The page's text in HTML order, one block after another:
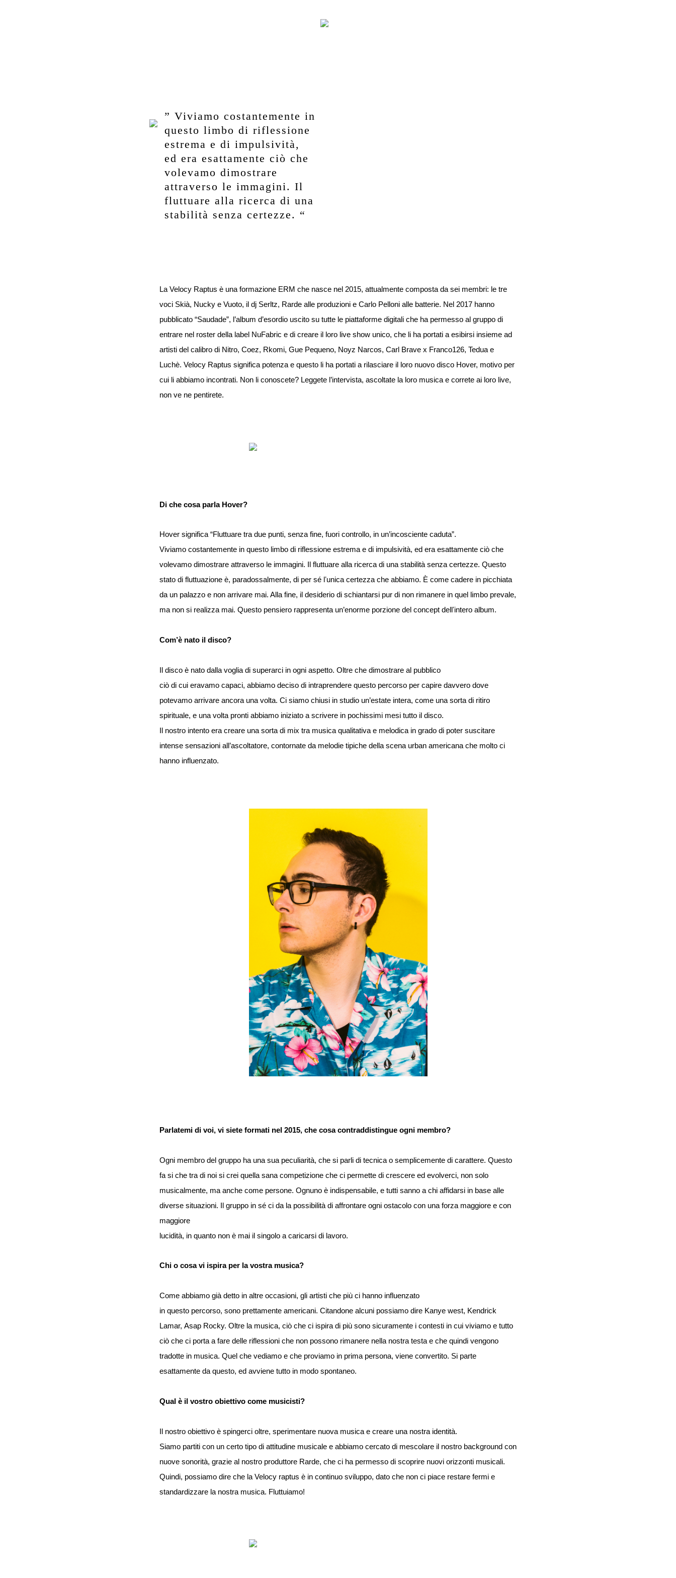
” Viviamo costantemente in
questo limbo di riflessione
estrema e di impulsività,
ed era esattamente ciò che
volevamo dimostrare
attraverso le immagini. Il
fluttuare alla ricerca di una
stabilità senza certezze. “
La Velocy Raptus è una formazione ERM che nasce nel 2015, attualmente composta da sei membri: le tre
voci Skià, Nucky e Vuoto, il dj Serltz, Rarde alle produzioni e Carlo Pelloni alle batterie. Nel 2017 hanno
pubblicato “Saudade”, l’album d’esordio uscito su tutte le piattaforme digitali che ha permesso al gruppo di
entrare nel roster della label NuFabric e di creare il loro live show unico, che li ha portati a esibirsi insieme ad
artisti del calibro di Nitro, Coez, Rkomi, Gue Pequeno, Noyz Narcos, Carl Brave x Franco126, Tedua e
Luchè. Velocy Raptus significa potenza e questo li ha portati a rilasciare il loro nuovo disco Hover, motivo per
cui li abbiamo incontrati. Non li conoscete? Leggete l’intervista, ascoltate la loro musica e correte ai loro live,
non ve ne pentirete.
Di che cosa parla Hover?
Hover significa “Fluttuare tra due punti, senza fine, fuori controllo, in un’incosciente caduta”.
Viviamo costantemente in questo limbo di riflessione estrema e di impulsività, ed era esattamente ciò che
volevamo dimostrare attraverso le immagini. Il fluttuare alla ricerca di una stabilità senza certezze. Questo
stato di fluttuazione è, paradossalmente, di per sé lʼunica certezza che abbiamo. È come cadere in picchiata
da un palazzo e non arrivare mai. Alla fine, il desiderio di schiantarsi pur di non rimanere in quel limbo prevale,
ma non si realizza mai. Questo pensiero rappresenta un’enorme porzione del concept dellʼintero album.
Com’è nato il disco?
Il disco è nato dalla voglia di superarci in ogni aspetto. Oltre che dimostrare al pubblico
ciò di cui eravamo capaci, abbiamo deciso di intraprendere questo percorso per capire davvero dove
potevamo arrivare ancora una volta. Ci siamo chiusi in studio un’estate intera, come una sorta di ritiro
spirituale, e una volta pronti abbiamo iniziato a scrivere in pochissimi mesi tutto il disco.
Il nostro intento era creare una sorta di mix tra musica qualitativa e melodica in grado di poter suscitare
intense sensazioni all’ascoltatore, contornate da melodie tipiche della scena urban americana che molto ci
hanno influenzato.
Parlatemi di voi, vi siete formati nel 2015, che cosa contraddistingue ogni membro?
Ogni membro del gruppo ha una sua peculiarità, che si parli di tecnica o semplicemente di carattere. Questo
fa si che tra di noi si crei quella sana competizione che ci permette di crescere ed evolverci, non solo
musicalmente, ma anche come persone. Ognuno è indispensabile, e tutti sanno a chi affidarsi in base alle
diverse situazioni. Il gruppo in sé ci da la possibilità di affrontare ogni ostacolo con una forza maggiore e con
maggiore
lucidità, in quanto non è mai il singolo a caricarsi di lavoro.
Chi o cosa vi ispira per la vostra musica?
Come abbiamo già detto in altre occasioni, gli artisti che più ci hanno influenzato
in questo percorso, sono prettamente americani. Citandone alcuni possiamo dire Kanye west, Kendrick
Lamar, Asap Rocky. Oltre la musica, ciò che ci ispira di più sono sicuramente i contesti in cui viviamo e tutto
ciò che ci porta a fare delle riflessioni che non possono rimanere nella nostra testa e che quindi vengono
tradotte in musica. Quel che vediamo e che proviamo in prima persona, viene convertito. Si parte
esattamente da questo, ed avviene tutto in modo spontaneo.
Qual è il vostro obiettivo come musicisti?
Il nostro obiettivo è spingerci oltre, sperimentare nuova musica e creare una nostra identità.
Siamo partiti con un certo tipo di attitudine musicale e abbiamo cercato di mescolare il nostro background con
nuove sonorità, grazie al nostro produttore Rarde, che ci ha permesso di scoprire nuovi orizzonti musicali.
Quindi, possiamo dire che la Velocy raptus è in continuo sviluppo, dato che non ci piace restare fermi e
standardizzare la nostra musica. Fluttuiamo!